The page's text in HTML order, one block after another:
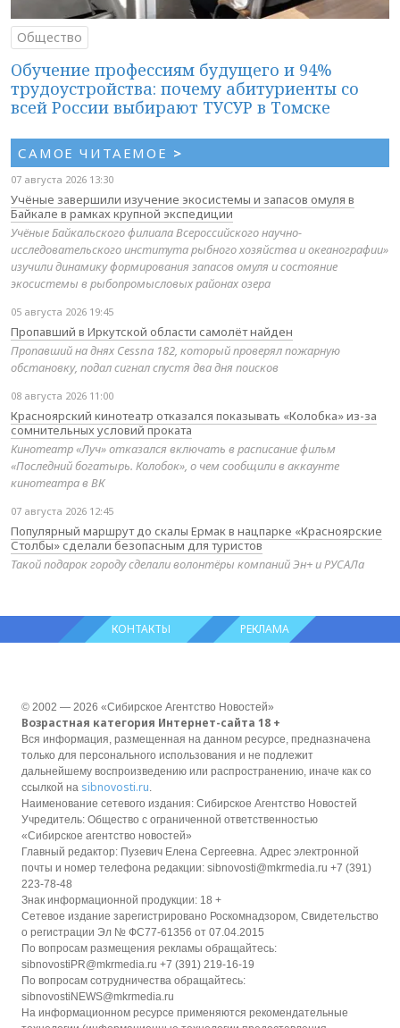
Общество
Обучение профессиям будущего и 94%
трудоустройства: почему абитуриенты со
всей России выбирают ТУСУР в Томске
САМОЕ ЧИТАЕМОЕ >
07 августа 2026 13:30
Учёные завершили изучение экосистемы и запасов омуля в
Байкале в рамках крупной экспедиции
Учёные Байкальского филиала Всероссийского научно-
исследовательского института рыбного хозяйства и океанографии»
изучили динамику формирования запасов омуля и состояние
экосистемы в рыбопромысловых районах озера
05 августа 2026 19:45
Пропавший в Иркутской области самолёт найден
Пропавший на днях Cessna 182, который проверял пожарную
обстановку, подал сигнал спустя два дня поисков
08 августа 2026 11:00
Красноярский кинотеатр отказался показывать «Колобка» из-за
сомнительных условий проката
Кинотеатр «Луч» отказался включать в расписание фильм
«Последний богатырь. Колобок», о чем сообщили в аккаунте
кинотеатра в ВК
07 августа 2026 12:45
Популярный маршрут до скалы Ермак в нацпарке «Красноярские
Столбы» сделали безопасным для туристов
Такой подарок городу сделали волонтёры компаний Эн+ и РУСАЛа
КОНТАКТЫ РЕКЛАМА
© 2002 — 2026 «Сибирское Агентство Новостей»
Возрастная категория Интернет-сайта 18 +
Вся информация, размещенная на данном ресурсе, предназначена
только для персонального использования и не подлежит
дальнейшему воспроизведению или распространению, иначе как со
ссылкой на sibnovosti.ru
Наименование сетевого издания: Сибирское Агентство Новостей
Учредитель: Общество с ограниченной ответственностью
«Сибирское агентство новостей»
Главный редактор: Пузевич Елена Сергеевна. Адрес электронной
почты и номер телефона редакции: sibnovosti@mkrmedia.ru +7 (391)
223-78-48
Знак информационной продукции: 18 +
Сетевое издание зарегистрировано Роскомнадзором, Свидетельство
о регистрации Эл № ФС77-61356 от 07.04.2015
По вопросам размещения рекламы обращайтесь:
sibnovostiPR@mkrmedia.ru +7 (391) 219-16-19
По вопросам сотрудничества обращайтесь:
sibnovostiNEWS@mkrmedia.ru
На информационном ресурсе применяются рекомендательные